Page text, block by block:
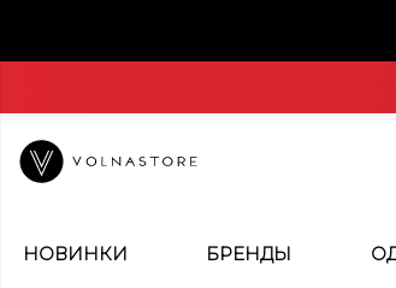
НОВИНКИ БРЕНДЫ